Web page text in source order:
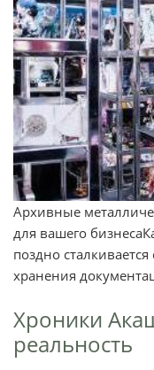
Архивные
для вашего
поздно
хранения
Хроники
реальность